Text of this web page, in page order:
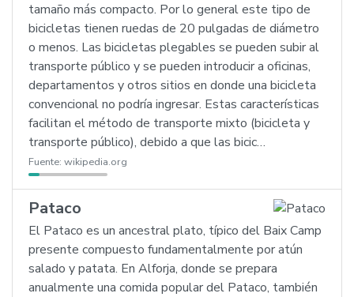
tamaño más compacto. Por lo general este tipo de
bicicletas tienen ruedas de 20 pulgadas de diámetro
o menos. Las bicicletas plegables se pueden subir al
transporte público y se pueden introducir a oficinas,
departamentos y otros sitios en donde una bicicleta
convencional no podría ingresar. Estas características
facilitan el método de transporte mixto (bicicleta y
transporte público), debido a que las bicic…
Fuente: wikipedia.org
Pataco
El Pataco es un ancestral plato, típico del Baix Camp
presente compuesto fundamentalmente por atún
salado y patata. En Alforja, donde se prepara
anualmente una comida popular del Pataco, también